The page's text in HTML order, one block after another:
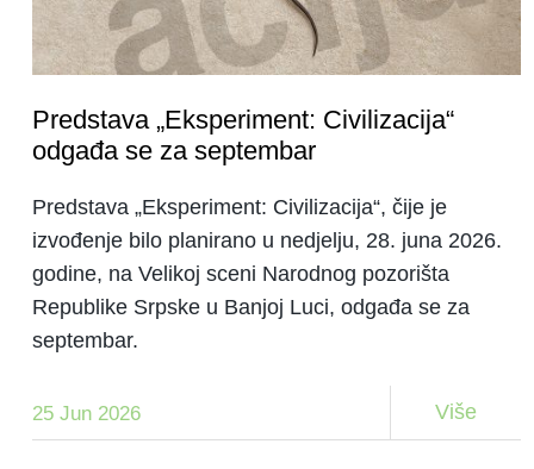
Predstava „Eksperiment: Civilizacija“
odgađa se za septembar
25 Jun 2026
Predstava „Eksperiment: Civilizacija“, čije je
izvođenje bilo planirano u nedjelju, 28. juna 2026.
godine, na Velikoj sceni Narodnog pozorišta
Republike Srpske u Banjoj Luci, odgađa se za
septembar.
Više